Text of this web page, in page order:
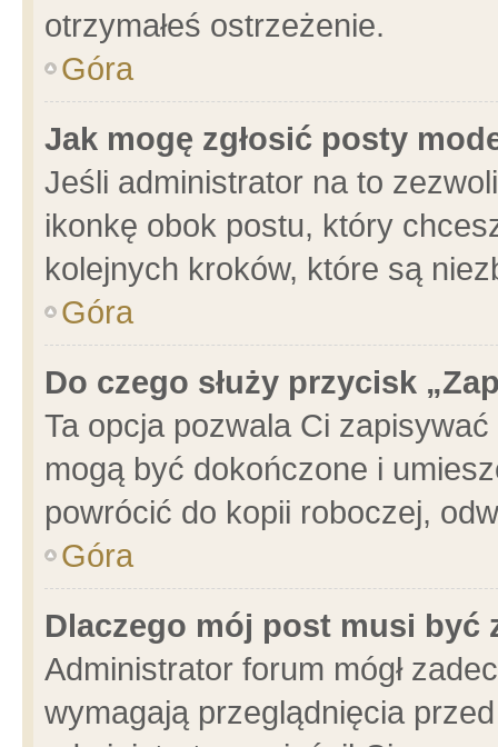
otrzymałeś ostrzeżenie.
Góra
Jak mogę zgłosić posty
Jeśli administrator na to
ikonkę obok postu, który
kolejnych kroków, które są
Góra
Do czego służy przycisk
Ta opcja pozwala Ci
mogą być dokończone i
powrócić do kopii roboczej,
Góra
Dlaczego mój post musi być
Administrator forum mógł
wymagają przeglądnięcia